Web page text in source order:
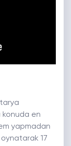
konuda en
yapmadan
17